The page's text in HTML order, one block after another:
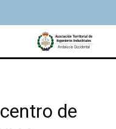
de